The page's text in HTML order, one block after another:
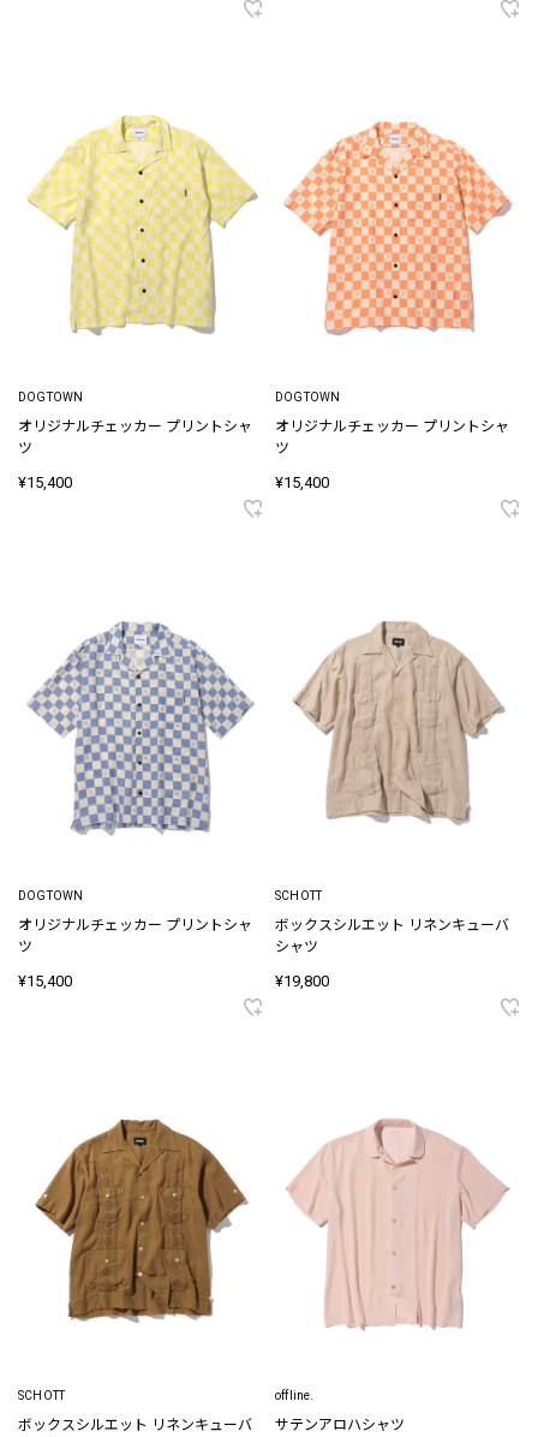
DOGTOWN
オリジナルチェッカー プリントシャ
ツ
¥15,400
DOGTOWN
オリジナルチェッカー プリントシャ
ツ
¥15,400
DOGTOWN
オリジナルチェッカー プリントシャ
ツ
¥15,400
SCHOTT
ボックスシルエット リネンキューバ
シャツ
¥19,800
SCHOTT
ボックスシルエット リネンキューバ
offline.
サテンアロハシャツ